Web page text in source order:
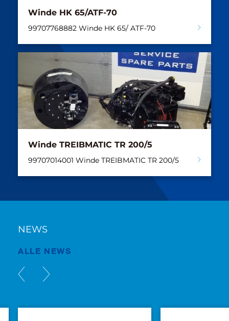
Winde HK 65/ATF-70
99707768882 Winde HK 65/ ATF-70
Winde TREIBMATIC TR 200/5
99707014001 Winde TREIBMATIC TR 200/5
NEWS
ALLE NEWS